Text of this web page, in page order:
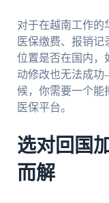
对于在越南工作的
医保缴费、报销
位置是否在国内，
动修改也无法成
候，你需要一个能
医保平台。
选对回国
而解